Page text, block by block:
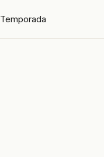
Temporada